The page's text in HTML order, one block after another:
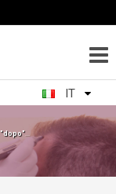
IT
"dopo"...